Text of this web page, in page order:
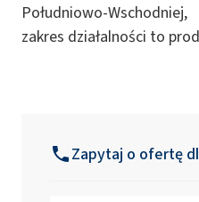
Południowo-
zakres działalności to
Zapytaj o ofertę